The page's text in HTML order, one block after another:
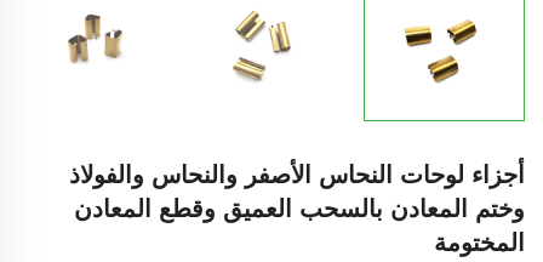
أجزاء لوحات النحاس الأصفر والنحاس والفولاذ
وختم المعادن بالسحب العميق وقطع المعادن
المختومة